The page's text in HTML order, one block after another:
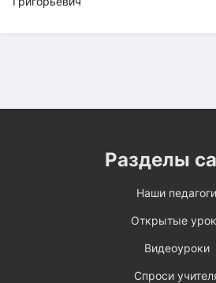
Разделы
Наши педагоги
Открытые
Видеоуроки
Спроси